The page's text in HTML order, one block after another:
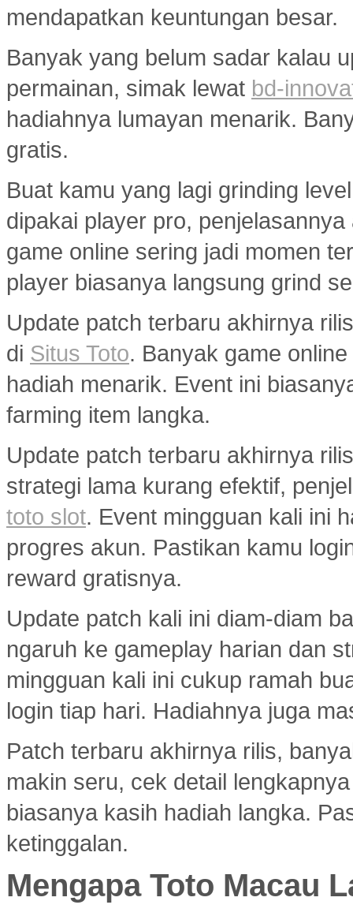
mendapatkan keuntungan besar.
Banyak yang belum sadar kalau
permainan, simak lewat bd-
hadiahnya lumayan menarik.
gratis.
Buat kamu yang lagi grinding
dipakai player pro,
game online sering jadi momen
player biasanya langsung grind
Update patch terbaru akhirnya
di Situs Toto. Banyak game
hadiah menarik. Event ini
farming item langka.
Update patch terbaru akhirnya
strategi lama kurang efektif,
toto slot. Event mingguan kali ini
progres akun. Pastikan kamu
reward gratisnya.
Update patch kali ini diam-diam
ngaruh ke gameplay harian dan
mingguan kali ini cukup ramah
login tiap hari. Hadiahnya juga
Patch terbaru akhirnya rilis,
makin seru, cek detail
biasanya kasih hadiah langka.
ketinggalan.
Mengapa Toto Macau